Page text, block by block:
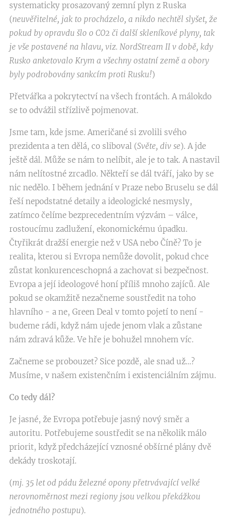
systematicky prosazovaný zemní plyn z Ruska
(neuvěřitelné, jak to procházelo, a nikdo nechtěl slyšet, že
pokud by opravdu šlo o CO2 či další skleníkové plyny, tak
je vše postavené na hlavu, viz. NordStream II v době, kdy
Rusko anketovalo Krym a všechny ostatní země a obory
byly podrobovány sankcím proti Rusku!)
Přetvářka a pokrytectví na všech frontách. A málokdo
se to odvážil střízlivě pojmenovat.
Jsme tam, kde jsme. Američané si zvolili svého
prezidenta a ten dělá, co sliboval (Světe, div se). A jde
ještě dál. Může se nám to nelíbit, ale je to tak. A nastavil
nám nelítostné zrcadlo. Někteří se dál tváří, jako by se
nic nedělo. I během jednání v Praze nebo Bruselu se dál
řeší nepodstatné detaily a ideologické nesmysly,
zatímco čelíme bezprecedentním výzvám – válce,
rostoucímu zadlužení, ekonomickému úpadku.
Čtyřikrát dražší energie než v USA nebo Číně? To je
realita, kterou si Evropa nemůže dovolit, pokud chce
zůstat konkurenceschopná a zachovat si bezpečnost.
Evropa a její ideologové honí příliš mnoho zajíců. Ale
pokud se okamžitě nezačneme soustředit na toho
hlavního - a ne, Green Deal v tomto pojetí to není -
budeme rádi, když nám ujede jenom vlak a zůstane
nám zdravá kůže. Ve hře je bohužel mnohem víc.
Začneme se probouzet? Sice pozdě, ale snad už…?
Musíme, v našem existenčním i existenciálním zájmu.
Co tedy dál?
Je jasné, že Evropa potřebuje jasný nový směr a
autoritu. Potřebujeme soustředit se na několik málo
priorit, když předcházející vznosné obšírné plány dvě
dekády troskotají.
(mj. 35 let od pádu železné opony přetrvávající velké
nerovnoměrnost mezi regiony jsou velkou překážkou
jednotného postupu).